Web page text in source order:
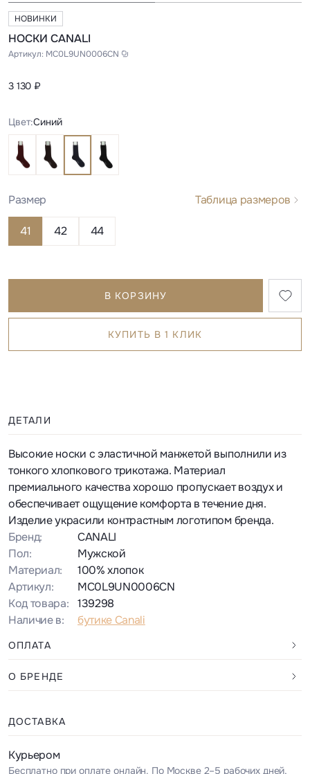
НОВИНКИ
НОСКИ CANALI
Артикул: MC0L9UN0006CN
3 130 ₽
Цвет:Синий
Размер Таблица размеров
41 42 44
В КОРЗИНУ
КУПИТЬ В 1 КЛИК
ДЕТАЛИ
Высокие носки с эластичной манжетой выполнили из
тонкого хлопкового трикотажа. Материал
премиального качества хорошо пропускает воздух и
обеспечивает ощущение комфорта в течение дня.
Изделие украсили контрастным логотипом бренда.
Бренд:
CANALI
Пол:
Мужской
Материал:
100% хлопок
Артикул:
MC0L9UN0006CN
Код товара:
139298
Наличие в:
бутике Canali
ОПЛАТА
О БРЕНДЕ
ДОСТАВКА
Курьером
Бесплатно при оплате онлайн. По Москве 2–5 рабочих дней,